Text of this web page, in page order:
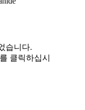
습니다.
클릭하십시